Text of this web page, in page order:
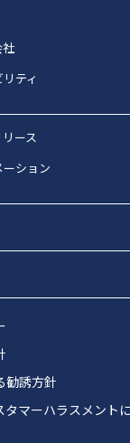
社
ティ
ース
ション
勧誘方針
マーハラスメント